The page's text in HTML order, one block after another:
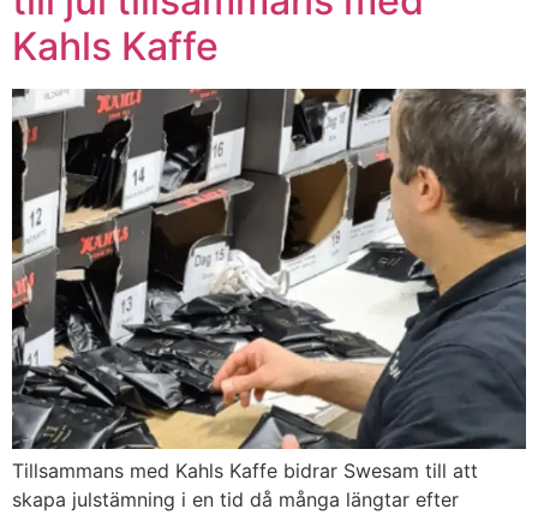
Kahls Kaffe
Tillsammans med Kahls Kaffe bidrar Swesam till att
skapa julstämning i en tid då många längtar efter